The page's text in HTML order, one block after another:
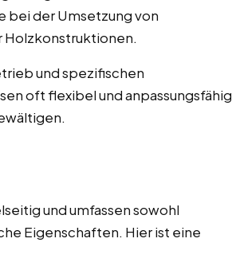
bei der Umsetzung von
und spezifischen
oft flexibel und anpassungsfähig
und umfassen sowohl
Eigenschaften. Hier ist eine